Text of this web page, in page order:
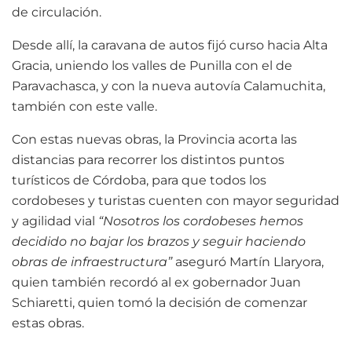
de circulación.
Desde allí, la caravana de autos fijó curso hacia Alta
Gracia, uniendo los valles de Punilla con el de
Paravachasca, y con la nueva autovía Calamuchita,
también con este valle.
Con estas nuevas obras, la Provincia acorta las
distancias para recorrer los distintos puntos
turísticos de Córdoba, para que todos los
cordobeses y turistas cuenten con mayor seguridad
y agilidad vial “Nosotros los cordobeses hemos
decidido no bajar los brazos y seguir haciendo
obras de infraestructura”aseguró Martín Llaryora,
quien también recordó al ex gobernador Juan
Schiaretti, quien tomó la decisión de comenzar
estas obras.